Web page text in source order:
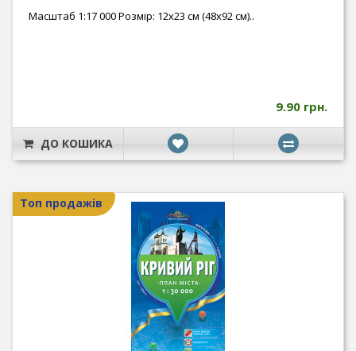
Масштаб 1:17 000 Розмір: 12x23 см (48x92 см)..
9.90 грн.
ДО КОШИКА
Топ продажів